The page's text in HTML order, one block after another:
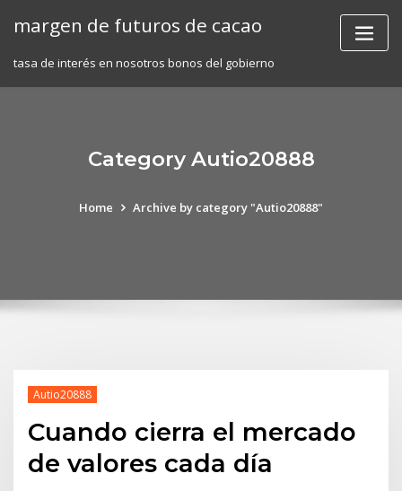
margen de futuros de cacao
tasa de interés en nosotros bonos del gobierno
Category Autio20888
Home Archive by category "Autio20888"
Autio20888
Cuando cierra el mercado
de valores cada día